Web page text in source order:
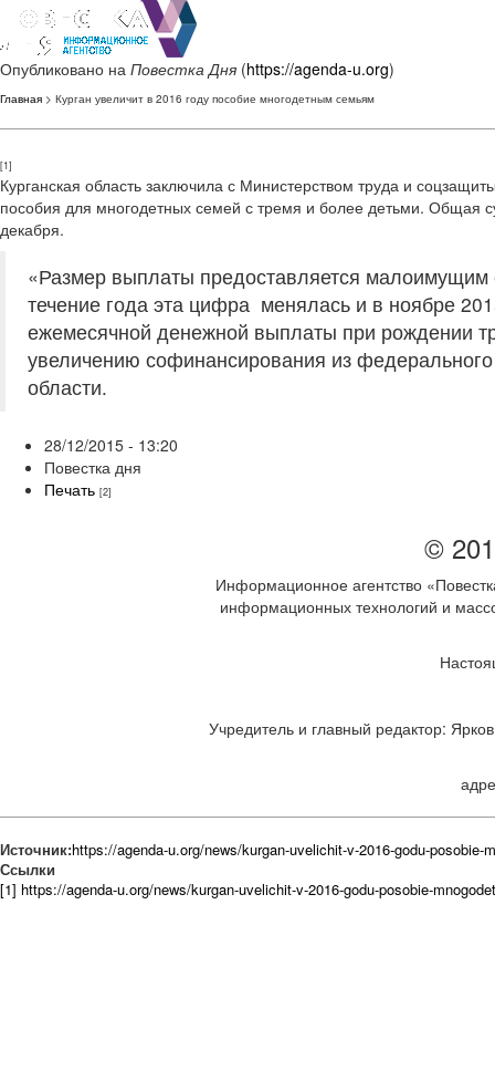
Опубликовано на Повестка Дня (https://agenda-u.org)
Главная > Курган увеличит в 2016 году пособие многодетным семьям
[1]
Курганская область заключила с Министерством труда и
пособия для многодетных семей с тремя и более детьми. Общая
декабря.
«Размер выплаты предоставляется
течение года эта цифра менялась и в ноябре
ежемесячной денежной выплаты при рождении
увеличению софинансирования из
области.
28/12/2015 - 13:20
Повестка дня
Печать [2]
©
Информационное агентство
информационных технологий и
Учредитель и главный редактор:
Источник:https://agenda-u.org/news/kurgan-uvelichit-v-2016-godu-posobie-
Ссылки
[1] https://agenda-u.org/news/kurgan-uvelichit-v-2016-godu-posobie-